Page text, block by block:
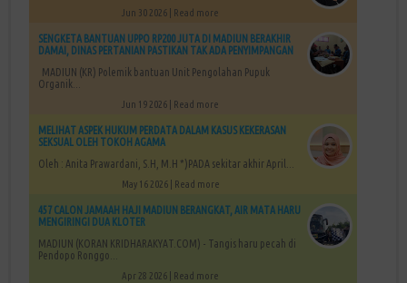
Jun 30 2026 | Read more
SENGKETA BANTUAN UPPO RP200 JUTA DI MADIUN BERAKHIR
DAMAI, DINAS PERTANIAN PASTIKAN TAK ADA PENYIMPANGAN
MADIUN (KR) Polemik bantuan Unit Pengolahan Pupuk
Organik...
Jun 19 2026 | Read more
MELIHAT ASPEK HUKUM PERDATA DALAM KASUS KEKERASAN
SEKSUAL OLEH TOKOH AGAMA
Oleh : Anita Prawardani, S.H, M.H *)PADA sekitar akhir April...
May 16 2026 | Read more
457 CALON JAMAAH HAJI MADIUN BERANGKAT, AIR MATA HARU
MENGIRINGI DUA KLOTER
MADIUN (KORAN KRIDHARAKYAT.COM) - Tangis haru pecah di
Pendopo Ronggo...
Apr 28 2026 | Read more